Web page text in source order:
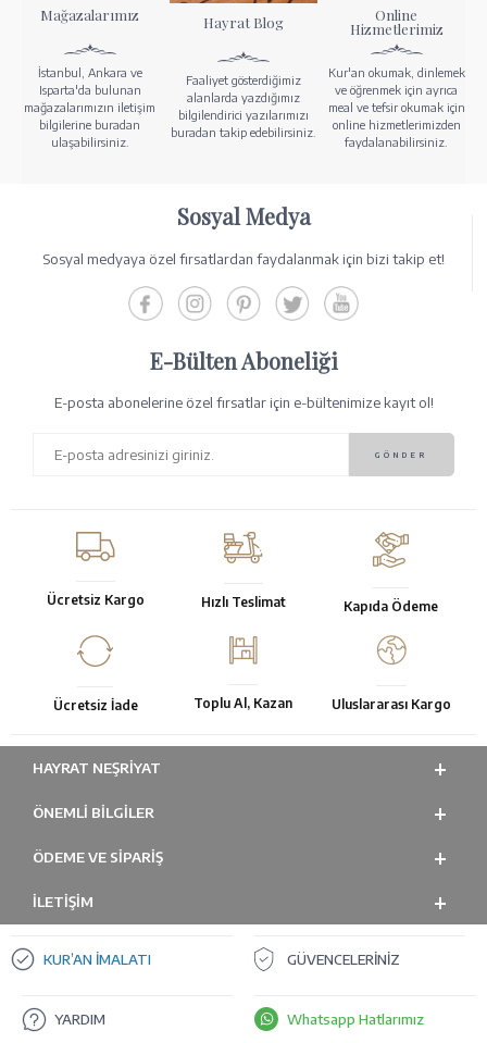
Mağazalarımız
İstanbul, Ankara ve
Isparta'da bulunan
mağazalarımızın iletişim
bilgilerine buradan
ulaşabilirsiniz.
Hayrat Blog
Faaliyet gösterdiğimiz
alanlarda yazdığımız
bilgilendirici yazılarımızı
buradan takip edebilirsiniz.
Online
Hizmetlerimiz
Kur'an okumak, dinlemek
ve öğrenmek için ayrıca
meal ve tefsir okumak için
online hizmetlerimizden
faydalanabilirsiniz.
Sosyal Medya
Sosyal medyaya özel fırsatlardan faydalanmak için bizi takip et!
E-Bülten Aboneliği
E-posta abonelerine özel fırsatlar için e-bültenimize kayıt ol!
Ücretsiz Kargo Hızlı Teslimat Kapıda Ödeme
Ücretsiz İade Toplu Al, Kazan Uluslararası Kargo
HAYRAT NEŞRIYAT
ÖNEMLI BILGILER
ÖDEME VE SİPARİŞ
İLETİŞİM
KUR’AN İMALATI GÜVENCELERİNİZ
YARDIM Whatsapp Hatlarımız